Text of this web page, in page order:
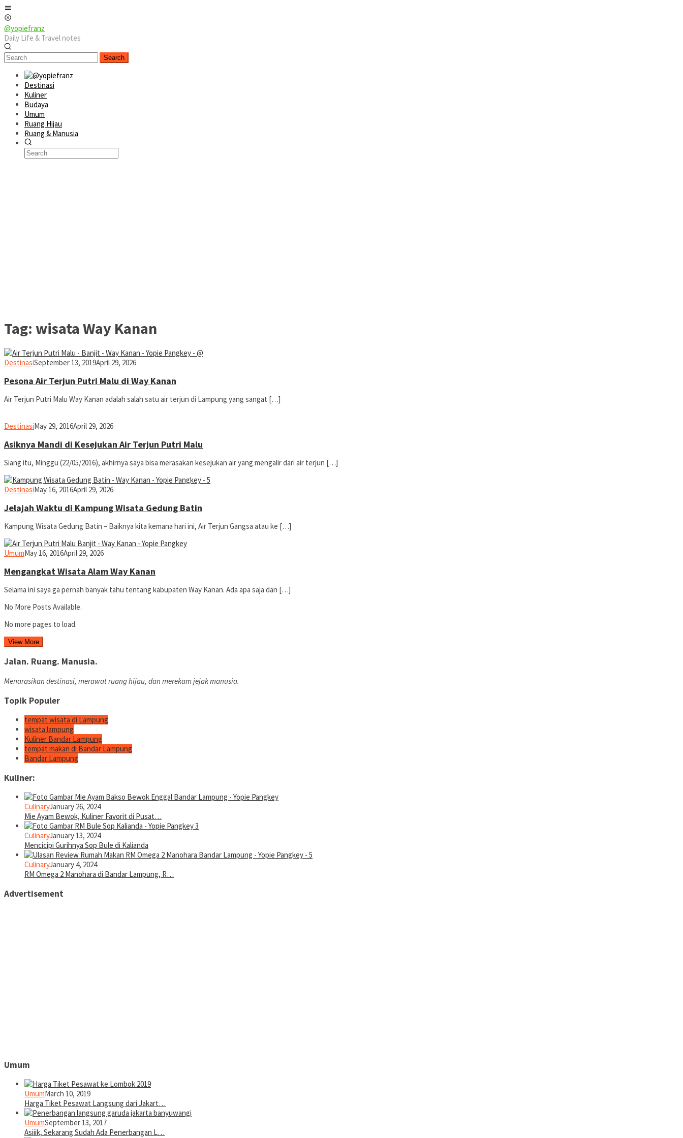
Skip
to
content
@yopiefranz
Daily Life & Travel notes
Search
Destinasi
Kuliner
Budaya
Umum
Ruang Hijau
Ruang & Manusia
Tag: wisata Way Kanan
Destinasiyopiefranz
September 13, 2019April 29, 2026
Pesona Air Terjun Putri Malu di Way Kanan
Air Terjun Putri Malu Way Kanan adalah salah satu air terjun di Lampung yang sangat […]
Destinasiyopiefranz
May 29, 2016April 29, 2026
Asiknya Mandi di Kesejukan Air Terjun Putri Malu
Siang itu, Minggu (22/05/2016), akhirnya saya bisa merasakan kesejukan air yang mengalir dari air terjun […]
Destinasiyopiefranz
May 16, 2016April 29, 2026
Jelajah Waktu di Kampung Wisata Gedung Batin
Kampung Wisata Gedung Batin – Baiknya kita kemana hari ini, Air Terjun Gangsa atau ke […]
Umumyopiefranz
May 16, 2016April 29, 2026
Mengangkat Wisata Alam Way Kanan
Selama ini saya ga pernah banyak tahu tentang kabupaten Way Kanan. Ada apa saja dan […]
No More Posts Available.
No more pages to load.
View More
Jalan. Ruang. Manusia.
Menarasikan destinasi, merawat ruang hijau, dan merekam jejak manusia.
Topik Populer
tempat wisata di Lampung
wisata lampung
Kuliner Bandar Lampung
tempat makan di Bandar Lampung
Bandar Lampung
Kuliner:
CulinaryJanuary 26, 2024
Mie Ayam Bewok, Kuliner Favorit di Pusat…
CulinaryJanuary 13, 2024
Mencicipi Gurihnya Sop Bule di Kalianda
CulinaryJanuary 4, 2024
RM Omega 2 Manohara di Bandar Lampung, R…
Advertisement
Umum
UmumMarch 10, 2019
Harga Tiket Pesawat Langsung dari Jakart…
UmumSeptember 13, 2017
Asiiik, Sekarang Sudah Ada Penerbangan L…